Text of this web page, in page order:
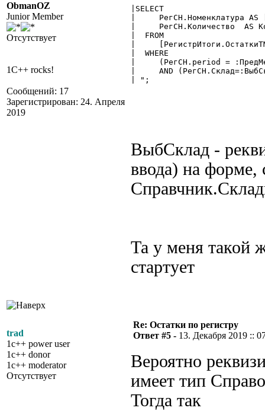
ObmanOZ
Junior Member
Отсутствует
1C++ rocks!
Сообщений: 17
Зарегистрирован: 24. Апреля
2019
|SELECT
|     РегСН.Номенклатура
|     РегСН.Количество  AS
|  FROM
|
|  WHERE
|     (РегСН.period =
|     AND
| ";
ВыбСклад -
ввода) на форме,
Та у меня такой
стартует
trad
1c++ power user
1c++ donor
1c++ moderator
Отсутствует
Re: Остатки по регистру
Ответ #5 - 13. Декабря 2019 ::
Вероятно
имеет тип
Тогда так